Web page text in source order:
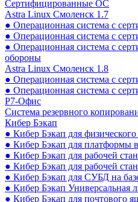
Сертифицированные ОС
Astra Linux Смоленск 1.7
● Операционная система с
● Операционная система с
● Операционная система с
обороны
Astra Linux Смоленск 1.8
● Операционная система с
● Операционная система с
Р7-Офис
Система резервного
Кибер Бэкап
● Кибер Бэкап для физического
● Кибер Бэкап для платформы
● Кибер Бэкап для рабочей
● Кибер Бэкап для рабочей
● Кибер Бэкап для СУБД на
● Кибер Бэкап Универсальная
● Кибер Бэкап для почтового